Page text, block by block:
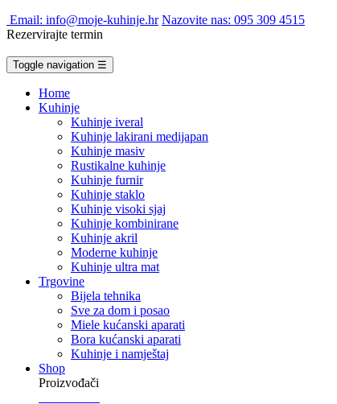
Email: info@moje-kuhinje.hr Nazovite nas: 095 309 4515
Rezervirajte termin
Toggle navigation ☰
Home
Kuhinje
Kuhinje iveral
Kuhinje lakirani medijapan
Kuhinje masiv
Rustikalne kuhinje
Kuhinje furnir
Kuhinje staklo
Kuhinje visoki sjaj
Kuhinje kombinirane
Kuhinje akril
Moderne kuhinje
Kuhinje ultra mat
Trgovine
Bijela tehnika
Sve za dom i posao
Miele kućanski aparati
Bora kućanski aparati
Kuhinje i namještaj
Shop
Proizvođači